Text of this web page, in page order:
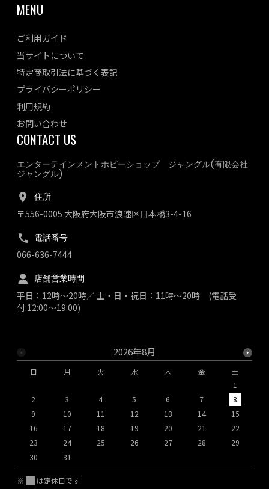
2026年8月
日 月 火 水 木 金
土
1
2
3 4 5 6 7
8
9
10 11 12 13 14
15
16
17 18 19 20 21
22
23
24 25 26 27 28
29
30
31
※ は定休日です
MENU
ご利用ガイド
当サイトについて
特定商取引法に基づく表記
プライバシーポリシー
利用規約
お問い合わせ
CONTACT US
エンターテインメントホビーショップ ジャングル(有限会社
ジャングル)
住所
〒556-0005 大阪府大阪市浪速区日本橋3-4-16
電話番号
066-636-7444
店舗営業時間
平日：12時～20時／ 土・日・祝日：11時～20時 (電話受
付:12:00～19:00)